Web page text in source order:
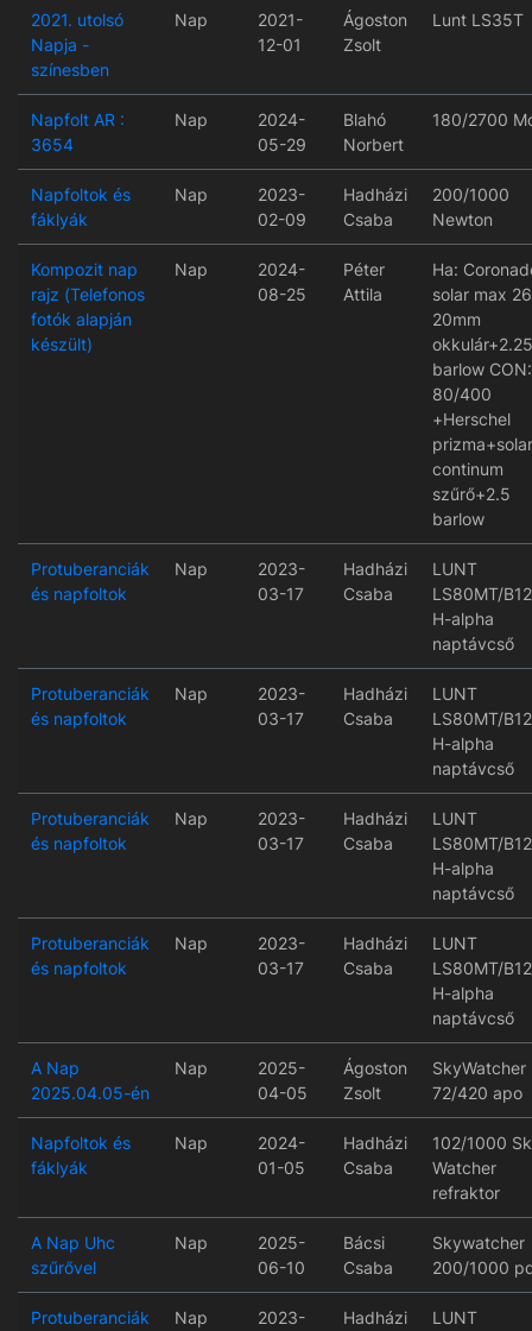
2021. utolsó
Napja -
színesben
Nap
2021-
12-01
Ágoston
Zsolt
Lunt LS35T
Napfolt AR :
3654
Nap
2024-
05-29
Blahó
Norbert
180/2700
Napfoltok és
fáklyák
Nap
2023-
02-09
Hadházi
Csaba
200/1000
Newton
Kompozit nap
rajz (Telefonos
fotók alapján
készült)
Nap
2024-
08-25
Péter
Attila
Ha:
solar max
20mm
okkulár+2.25
barlow CON:
80/400
+Herschel
prizma+solar
continum
szűrő+2.5
barlow
Protuberanciák
és napfoltok
Nap
2023-
03-17
Hadházi
Csaba
LUNT
LS80MT/
H-alpha
naptávcső
Protuberanciák
és napfoltok
Nap
2023-
03-17
Hadházi
Csaba
LUNT
LS80MT/
H-alpha
naptávcső
Protuberanciák
és napfoltok
Nap
2023-
03-17
Hadházi
Csaba
LUNT
LS80MT/
H-alpha
naptávcső
Protuberanciák
és napfoltok
Nap
2023-
03-17
Hadházi
Csaba
LUNT
LS80MT/
H-alpha
naptávcső
A Nap
2025.04.05-én
Nap
2025-
04-05
Ágoston
Zsolt
SkyWatcher
72/420 apo
Napfoltok és
fáklyák
Nap
2024-
01-05
Hadházi
Csaba
102/1000
Watcher
refraktor
A Nap Uhc
szűrővel
Nap
2025-
06-10
Bácsi
Csaba
Skywatcher
200/1000
Protuberanciák
Nap
2023-
Hadházi
LUNT